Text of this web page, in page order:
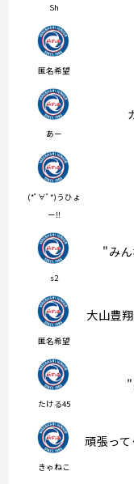
Sh
匿名希望
あー
(*ﾟ∀ﾟ*)うひょ
ー‼︎
s2
"みん
匿名希望
大山豊
たける45
きゃねこ
頑張っ